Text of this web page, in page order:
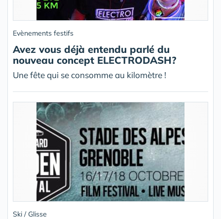
Evènements festifs
Avez vous déjà entendu parlé du
nouveau concept ELECTRODASH?
Une fête qui se consomme au kilomètre !
Ski / Glisse